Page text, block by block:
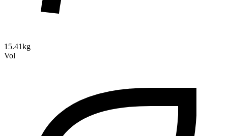
15.41kg
Vol